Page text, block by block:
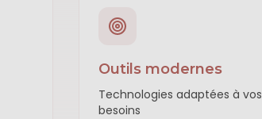
Outils modernes
Technologies adaptées à vos
besoins